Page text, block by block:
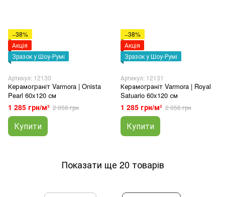
−38%
Акція
Зразок у Шоу-Румі
Артикул: 12130
Керамограніт Varmora | Onista
Pearl 60x120 см
1 285 грн/м² 2 056 грн
Купити
−38%
Акція
Зразок у Шоу-Румі
Артикул: 12131
Керамограніт Varmora | Royal
Satuario 60x120 см
1 285 грн/м² 2 056 грн
Купити
Показати ще 20 товарів